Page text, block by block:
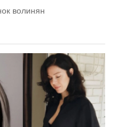
волинян